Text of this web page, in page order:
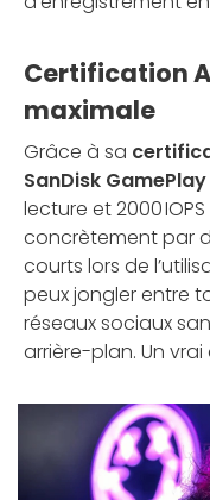
Certification
maximale
Grâce à sa
SanDisk GamePlay
lecture et 2000
concrètement par
courts lors de
peux jongler entre
réseaux sociaux
arrière-plan. Un